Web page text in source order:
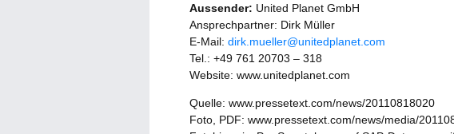
Aussender: United Planet GmbH
Ansprechpartner: Dirk Müller
E-Mail: dirk.mueller@unitedplanet.com
Tel.: +49 761 20703 – 318
Website: www.unitedplanet.com
Quelle: www.pressetext.com/news/20110818020
Foto, PDF: www.pressetext.com/news/media/